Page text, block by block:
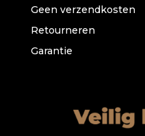
Geen verzendkosten
Retourneren
Garantie